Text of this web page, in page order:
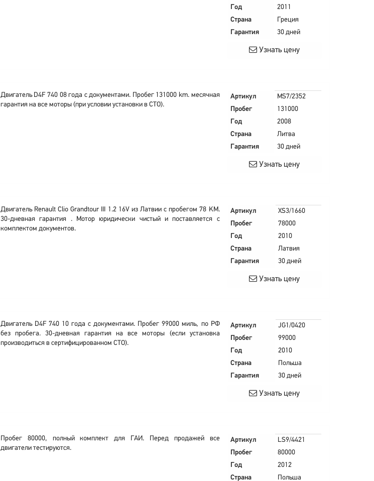
Год
2011
Страна
Греция
Гарантия
30 дней
Узнать цену
Двигатель D4F 740 08 года с документами. Пробег 131000 km. месячная
гарантия на все моторы (при условии установки в СТО).
Артикул
MS7/2352
Пробег
131000
Год
2008
Страна
Литва
Гарантия
30 дней
Узнать цену
Двигатель Renault Clio Grandtour III 1.2 16V из Латвии с пробегом 78 KM.
30-дневная гарантия . Мотор юридически чистый и поставляется с
комплектом документов.
Артикул
XS3/1660
Пробег
78000
Год
2010
Страна
Латвия
Гарантия
30 дней
Узнать цену
Двигатель D4F 740 10 года с документами. Пробег 99000 миль, по РФ
без пробега. 30-дневная гарантия на все моторы (если установка
производиться в сертифицированном СТО).
Артикул
JG1/0420
Пробег
99000
Год
2010
Страна
Польша
Гарантия
30 дней
Узнать цену
Пробег 80000, полный комплект для ГАИ. Перед продажей все
двигатели тестируются.
Артикул
LS9/4421
Пробег
80000
Год
2012
Страна
Польша